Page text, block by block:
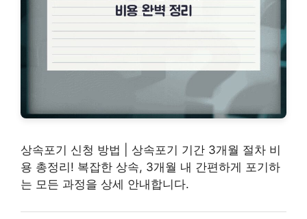
상속포기 신청 방법 | 상속포기 기간 3개월 절차 비
용 총정리! 복잡한 상속, 3개월 내 간편하게 포기하
는 모든 과정을 상세 안내합니다.